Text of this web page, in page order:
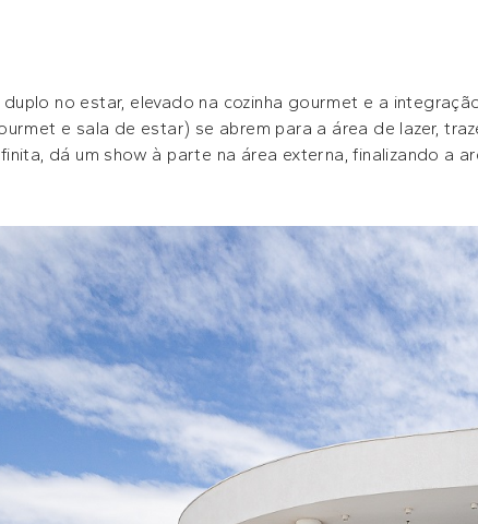
no estar, elevado na cozinha gourmet e a
e sala de estar) se abrem para a área de lazer,
dá um show à parte na área externa, finalizando a